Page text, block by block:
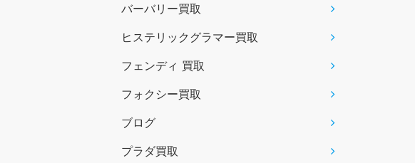
バーバリー買取
ヒステリックグラマー買取
フェンディ 買取
フォクシー買取
ブログ
プラダ買取